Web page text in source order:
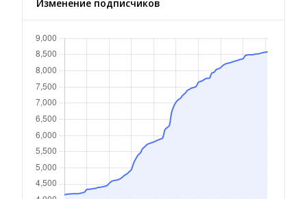
Изменение подписчиков